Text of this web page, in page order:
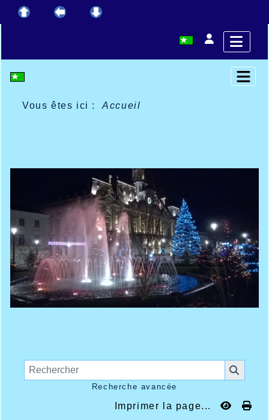
Vous êtes ici :Accueil
Recherche avancée
Imprimer la page...